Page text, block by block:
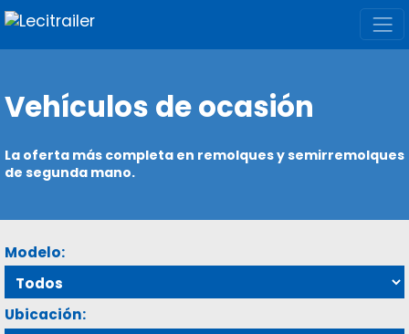
Vehículos de ocasión
La oferta más completa en remolques y semirremolques
de segunda mano.
Modelo:
Ubicación: